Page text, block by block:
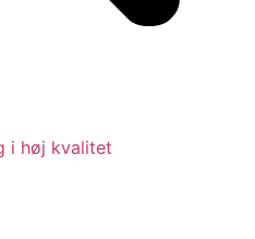
i høj kvalitet